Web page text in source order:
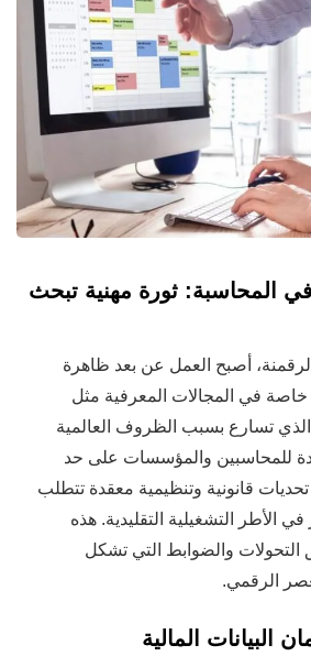
المحاسبة: ثورة مهنية تبحث
أصبح العمل عن بعد ظاهرة
خاصة في المجالات المعرفية مثل
الذي تسارع بسبب الظروف العالمية
للمحاسبين والمؤسسات على حد
تحديات قانونية وتنظيمية معقدة تتطلب
الأطر التشغيلية التقليدية. هذه
التحولات والضوابط التي تشكل
الرقمي.
البيانات المالية